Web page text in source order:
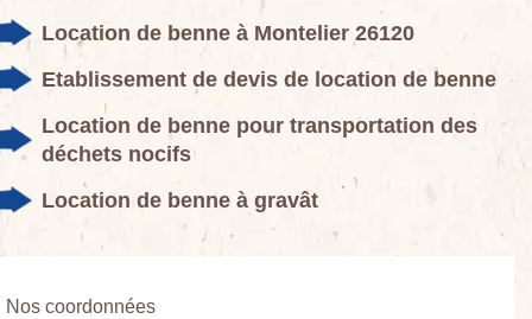
Location de benne à Montelier 26120
Etablissement de devis de location de benne
Location de benne pour transportation des
déchets nocifs
Location de benne à gravât
Nos coordonnées